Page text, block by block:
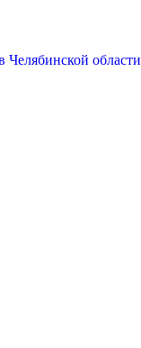
области